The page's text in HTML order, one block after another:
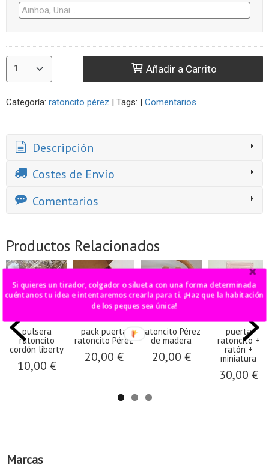
Marcas
Añadir a Carrito
Categoría: ratoncito pérez | Tags: | Comentarios
Descripción
Costes de Envío
Comentarios
Productos Relacionados
pulsera
ratoncito
cordón liberty
10,00 €
pack puerta
ratoncito Pérez
20,00 €
ratoncito Pérez
de madera
20,00 €
puerta
ratoncito +
ratón +
miniatura
30,00 €
Si quieres un tirador, colgador o silueta con una forma determinada
cuéntanos tu idea e intentaremos crearla para ti. ¡Haz que la habitación
de los peques sea única!